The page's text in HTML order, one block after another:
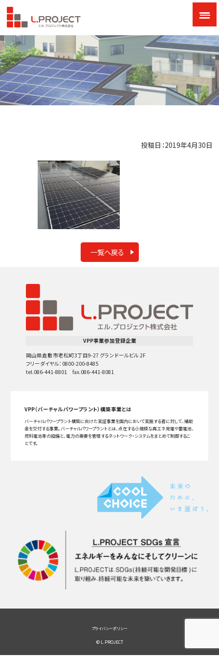
投稿日：2019年4月30日
一覧へ戻る
VPP事業参加登録企業
岡山県倉敷市老松町3丁目9-27 グランドールビル 2F
フリーダイヤル：0800-200-8485
tel.086-441-8801 fax.086-441-8081
VPP（バーチャルパワープラント）構築事業とは
バーチャルパワープラント構築に向けた実証事業を国内において実施する者に対して、補助
金を交付する事業。バーチャルパワープラントとは、点在する小規模な再エネ発電や蓄電池、
燃料電池等の設備と、電力の需要を管理するネットワーク・システムをまとめて制御するこ
とです。
プライバシーポリシー
© L.PROJECT